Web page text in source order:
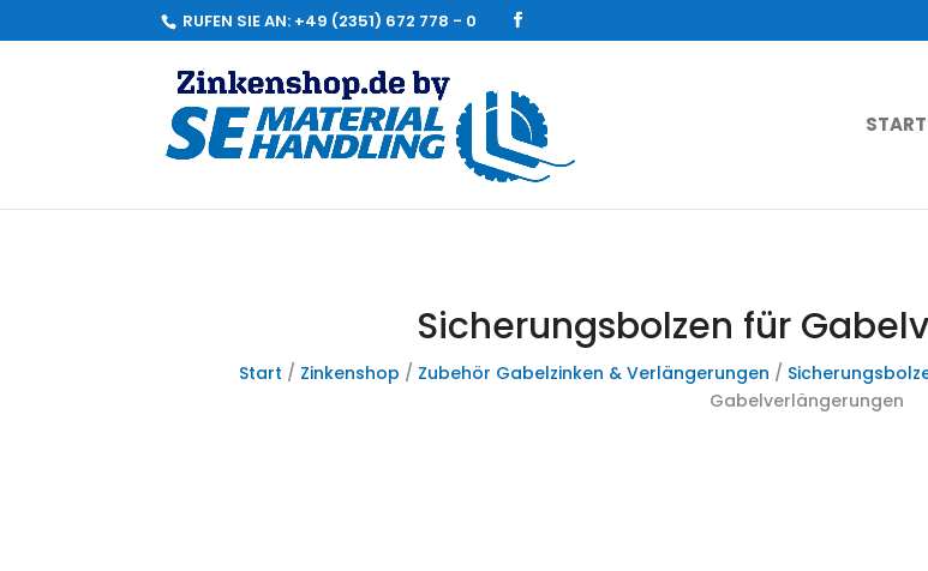
RUFEN SIE AN: +49 (2351) 672 778 - 0
START
Sicherungsbolzen für
Start / Zinkenshop / Zubehör Gabelzinken & Verlängerungen /
Gabelverlängerungen